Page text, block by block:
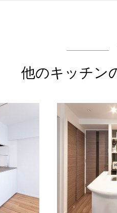
他のキッチン